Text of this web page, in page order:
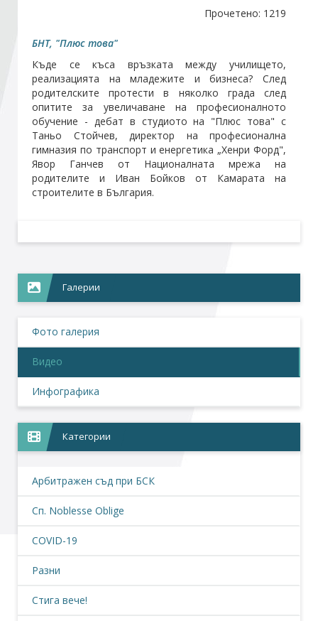
Стани член
Абонирайте се!
Прочетено: 1219
БНТ, "Плюс това"
Къде се къса връзката между училището,
реализацията на младежите и бизнеса? След
родителските протести в няколко града след
опитите за увеличаване на професионалното
обучение - дебат в студиото на "Плюс това" с
Таньо Стойчев, директор на професионална
гимназия по транспорт и енергетика „Хенри Форд",
Явор Ганчев от Националната мрежа на
родителите и Иван Бойков от Камарата на
строителите в България.
Галерии
Фото галерия
Видео
Инфографика
Категории
Арбитражен съд при БСК
Сп. Noblesse Oblige
COVID-19
Разни
Стига вече!